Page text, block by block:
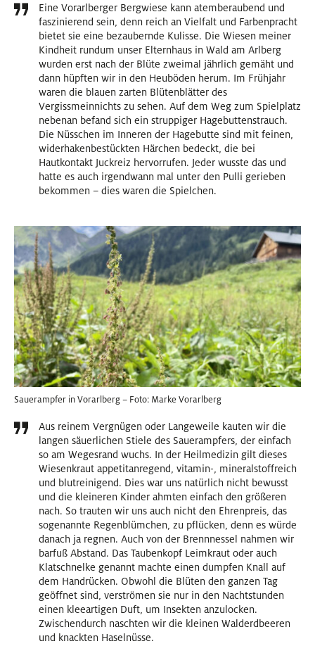
Eine Vorarlberger Bergwiese kann atemberaubend und
faszinierend sein, denn reich an Vielfalt und Farbenpracht
bietet sie eine bezaubernde Kulisse. Die Wiesen meiner
Kindheit rundum unser Elternhaus in Wald am Arlberg
wurden erst nach der Blüte zweimal jährlich gemäht und
dann hüpften wir in den Heuböden herum. Im Frühjahr
waren die blauen zarten Blütenblätter des
Vergissmeinnichts zu sehen. Auf dem Weg zum Spielplatz
nebenan befand sich ein struppiger Hagebuttenstrauch.
Die Nüsschen im Inneren der Hagebutte sind mit feinen,
widerhakenbestückten Härchen bedeckt, die bei
Hautkontakt Juckreiz hervorrufen. Jeder wusste das und
hatte es auch irgendwann mal unter den Pulli gerieben
bekommen – dies waren die Spielchen.
Sauerampfer in Vorarlberg – Foto: Marke Vorarlberg
Aus reinem Vergnügen oder Langeweile kauten wir die
langen säuerlichen Stiele des Sauerampfers, der einfach
so am Wegesrand wuchs. In der Heilmedizin gilt dieses
Wiesenkraut appetitanregend, vitamin-, mineralstoffreich
und blutreinigend. Dies war uns natürlich nicht bewusst
und die kleineren Kinder ahmten einfach den größeren
nach. So trauten wir uns auch nicht den Ehrenpreis, das
sogenannte Regenblümchen, zu pflücken, denn es würde
danach ja regnen. Auch von der Brennnessel nahmen wir
barfuß Abstand. Das Taubenkopf Leimkraut oder auch
Klatschnelke genannt machte einen dumpfen Knall auf
dem Handrücken. Obwohl die Blüten den ganzen Tag
geöffnet sind, verströmen sie nur in den Nachtstunden
einen kleeartigen Duft, um Insekten anzulocken.
Zwischendurch naschten wir die kleinen Walderdbeeren
und knackten Haselnüsse.